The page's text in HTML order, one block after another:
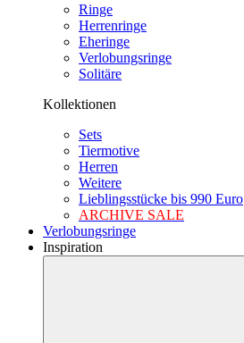
Ringe
Herrenringe
Eheringe
Verlobungsringe
Solitäre
Kollektionen
Sets
Tiermotive
Herren
Weitere
Lieblingsstücke bis 990 Euro
ARCHIVE SALE
Verlobungsringe
Inspiration